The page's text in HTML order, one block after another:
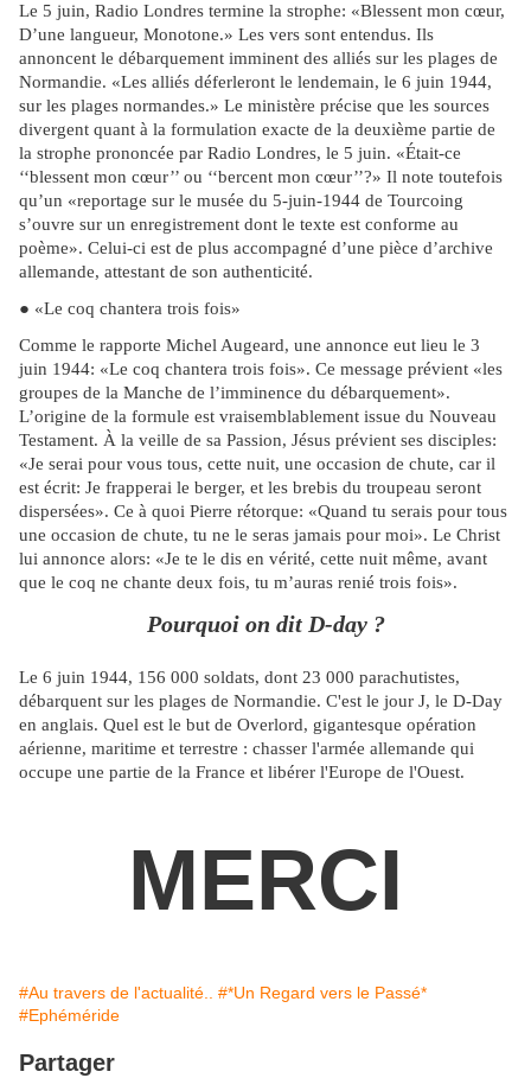
Le 5 juin, Radio Londres termine la strophe: «Blessent mon cœur,
D’une langueur, Monotone.» Les vers sont entendus. Ils
annoncent le débarquement imminent des alliés sur les plages de
Normandie. «Les alliés déferleront le lendemain, le 6 juin 1944,
sur les plages normandes.» Le ministère précise que les sources
divergent quant à la formulation exacte de la deuxième partie de
la strophe prononcée par Radio Londres, le 5 juin. «Était-ce
‘‘blessent mon cœur’’ ou ‘‘bercent mon cœur’’?» Il note toutefois
qu’un «reportage sur le musée du 5-juin-1944 de Tourcoing
s’ouvre sur un enregistrement dont le texte est conforme au
poème». Celui-ci est de plus accompagné d’une pièce d’archive
allemande, attestant de son authenticité.
● «Le coq chantera trois fois»
Comme le rapporte Michel Augeard, une annonce eut lieu le 3
juin 1944: «Le coq chantera trois fois». Ce message prévient «les
groupes de la Manche de l’imminence du débarquement».
L’origine de la formule est vraisemblablement issue du Nouveau
Testament. À la veille de sa Passion, Jésus prévient ses disciples:
«Je serai pour vous tous, cette nuit, une occasion de chute, car il
est écrit: Je frapperai le berger, et les brebis du troupeau seront
dispersées». Ce à quoi Pierre rétorque: «Quand tu serais pour tous
une occasion de chute, tu ne le seras jamais pour moi». Le Christ
lui annonce alors: «Je te le dis en vérité, cette nuit même, avant
que le coq ne chante deux fois, tu m’auras renié trois fois».
Pourquoi on dit D-day ?
Le 6 juin 1944, 156 000 soldats, dont 23 000 parachutistes,
débarquent sur les plages de Normandie. C'est le jour J, le D-Day
en anglais. Quel est le but de Overlord, gigantesque opération
aérienne, maritime et terrestre : chasser l'armée allemande qui
occupe une partie de la France et libérer l'Europe de l'Ouest.
MERCI
#Au travers de l'actualité..
#*Un Regard vers le Passé*
#Ephéméride
Partager